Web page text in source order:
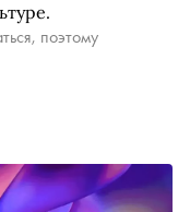
поэтому